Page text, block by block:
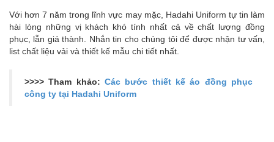
Với hơn 7 năm trong lĩnh vực may mặc, Hadahi Uniform tự tin làm
hài lòng những vị khách khó tính nhất cả về chất lượng đồng
phục, lẫn giá thành. Nhắn tin cho chúng tôi để được nhận tư vấn,
list chất liệu vải và thiết kế mẫu chi tiết nhất.
>>>> Tham khảo: Các bước thiết kế áo đồng phục
công ty tại Hadahi Uniform